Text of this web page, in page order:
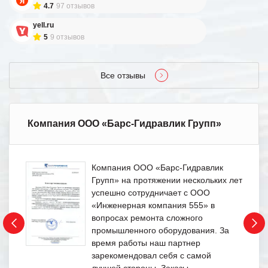
4.7 97 отзывов
yell.ru
5 9 отзывов
Все отзывы
Компания ООО «Барс-Гидравлик Групп»
Компания ООО «Барс-Гидравлик
Групп» на протяжении нескольких лет
успешно сотрудничает с ООО
«Инженерная компания 555» в
вопросах ремонта сложного
промышленного оборудования. За
время работы наш партнер
зарекомендовал себя с самой